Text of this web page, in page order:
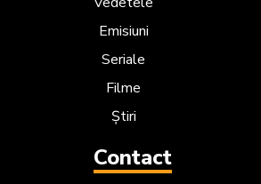
Emisiuni
Seriale
Filme
Știri
Contact